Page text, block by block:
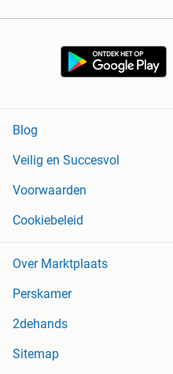
Blog
Veilig en Succesvol
Voorwaarden
Cookiebeleid
Over Marktplaats
Perskamer
2dehands
Sitemap